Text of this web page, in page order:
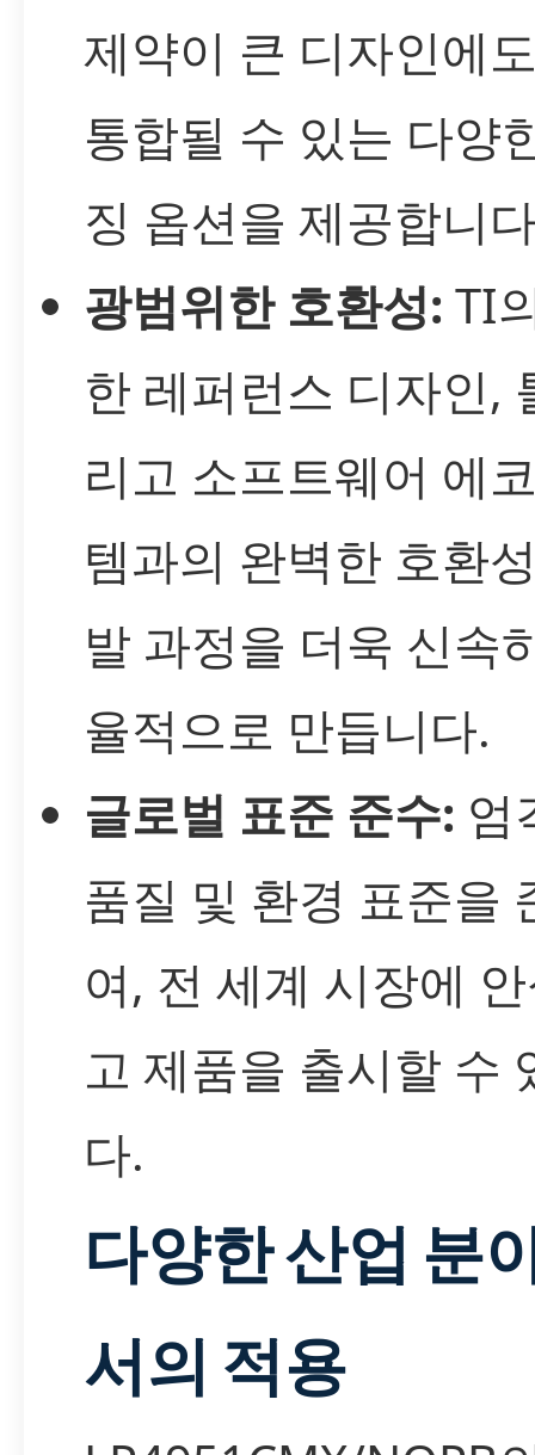
제약이 큰 디자인에
통합될 수 있는 다양
징 옵션을 제공합니
광범위한 호환성: TI
한 레퍼런스 디자인,
리고 소프트웨어 에
템과의 완벽한 호환
발 과정을 더욱 신속
율적으로 만듭니다.
글로벌 표준 준수: 엄
품질 및 환경 표준을
여, 전 세계 시장에
고 제품을 출시할 수
다.
다양한 산업 분
서의 적용